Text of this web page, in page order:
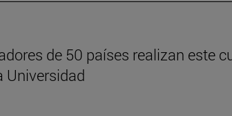
de 50 países realizan este
Universidad